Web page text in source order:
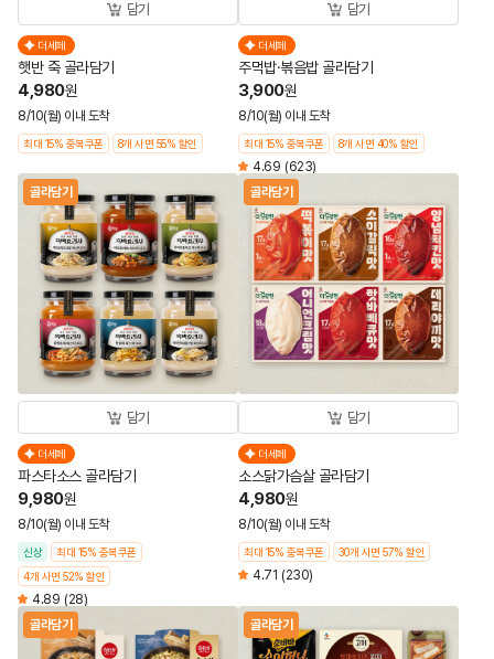
담기
더세페
햇반 죽 골라담기
4,980원
8/10(월) 이내 도착
최대 15% 중복쿠폰 8개 사면 55% 할인
담기
더세페
주먹밥·볶음밥 골라담기
3,900원
8/10(월) 이내 도착
최대 15% 중복쿠폰 8개 사면 40% 할인
4.69 (623)
골라담기
담기
더세페
파스타소스 골라담기
9,980원
8/10(월) 이내 도착
신상
최대 15% 중복쿠폰
4개 사면 52% 할인
4.89 (28)
골라담기
담기
더세페
소스닭가슴살 골라담기
4,980원
8/10(월) 이내 도착
최대 15% 중복쿠폰 30개 사면 57% 할인
4.71 (230)
골라담기 골라담기